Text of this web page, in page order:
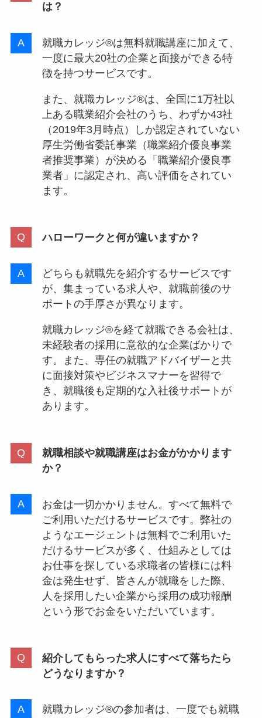
は？
就職カレッジ®は無料就職講座に加えて、
一度に最大20社の企業と面接ができる特
徴を持つサービスです。
また、就職カレッジ®は、全国に1万社以
上ある職業紹介会社のうち、わずか43社
（2019年3月時点）しか認定されていない
厚生労働省委託事業（職業紹介優良事業
者推奨事業）が決める「職業紹介優良事
業者」に認定され、高い評価をされてい
ます。
ハローワークと何が違いますか？
どちらも就職先を紹介するサービスです
が、集まっている求人や、就職前後のサ
ポートの手厚さが異なります。
就職カレッジ®を経て就職できる会社は、
未経験者の採用に意欲的な企業ばかりで
す。また、専任の就職アドバイザーと共
に面接対策やビジネスマナーを習得で
き、就職後も定期的な入社後サポートが
あります。
就職相談や就職講座はお金がかかります
か？
お金は一切かかりません。すべて無料で
ご利用いただけるサービスです。弊社の
ようなエージェントは無料でご利用いた
だけるサービスが多く、仕組みとしては
お仕事を探している求職者の皆様には料
金は発生せず、皆さんが就職をした際、
人を採用したい企業から採用の成功報酬
という形でお金をいただいています。
紹介してもらった求人にすべて落ちたら
どうなりますか？
就職カレッジ®の参加者は、一度でも就職